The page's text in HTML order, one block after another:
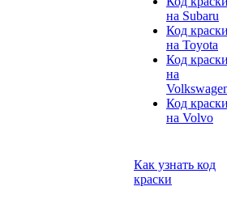
на Subaru
Код краски
на Toyota
Код краски
на
Код краски
на Volvo
Как узнать код
краски